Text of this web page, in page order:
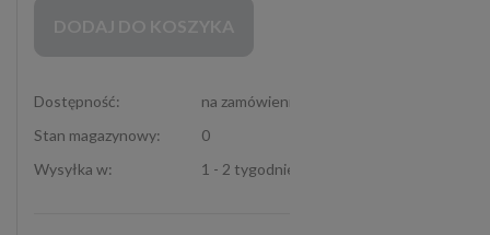
Dostępność:
na zamówienie
Stan magazynowy:
0
Wysyłka w:
1 - 2 tygodnie